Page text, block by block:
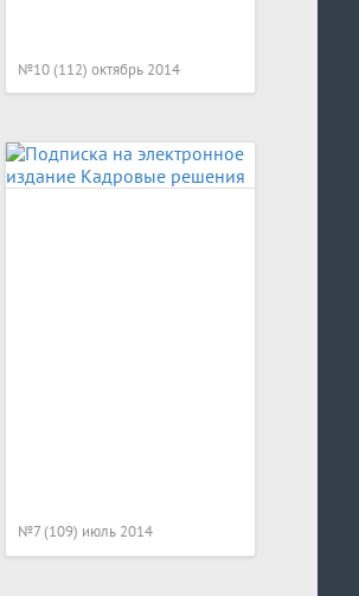
№10 (112) октябрь 2014
№7 (109) июль 2014